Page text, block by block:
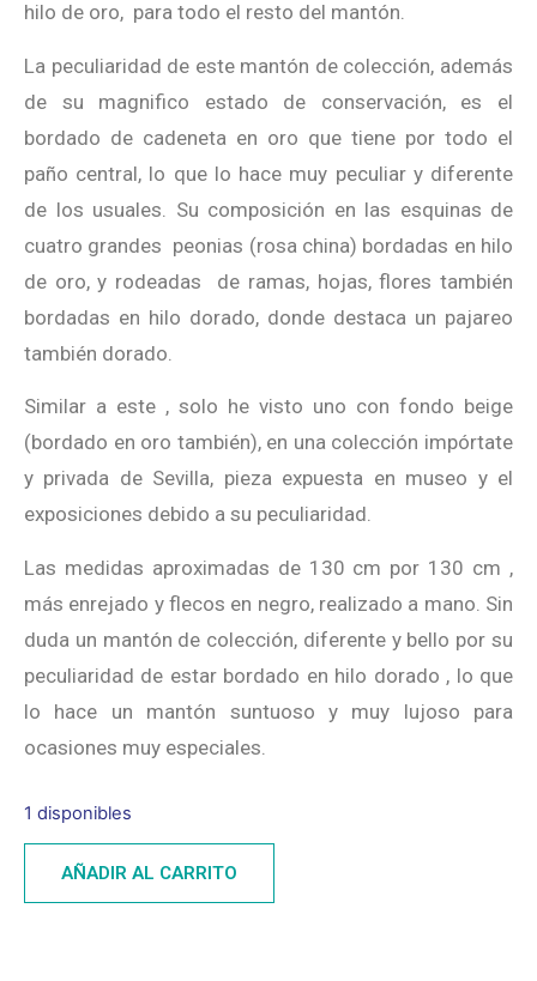
hilo de oro, para todo el resto del mantón.
La peculiaridad de este mantón de colección, además
de su magnifico estado de conservación, es el
bordado de cadeneta en oro que tiene por todo el
paño central, lo que lo hace muy peculiar y diferente
de los usuales. Su composición en las esquinas de
cuatro grandes peonias (rosa china) bordadas en hilo
de oro, y rodeadas de ramas, hojas, flores también
bordadas en hilo dorado, donde destaca un pajareo
también dorado.
Similar a este , solo he visto uno con fondo beige
(bordado en oro también), en una colección impórtate
y privada de Sevilla, pieza expuesta en museo y el
exposiciones debido a su peculiaridad.
Las medidas aproximadas de 130 cm por 130 cm ,
más enrejado y flecos en negro, realizado a mano. Sin
duda un mantón de colección, diferente y bello por su
peculiaridad de estar bordado en hilo dorado , lo que
lo hace un mantón suntuoso y muy lujoso para
ocasiones muy especiales.
1 disponibles
AÑADIR AL CARRITO